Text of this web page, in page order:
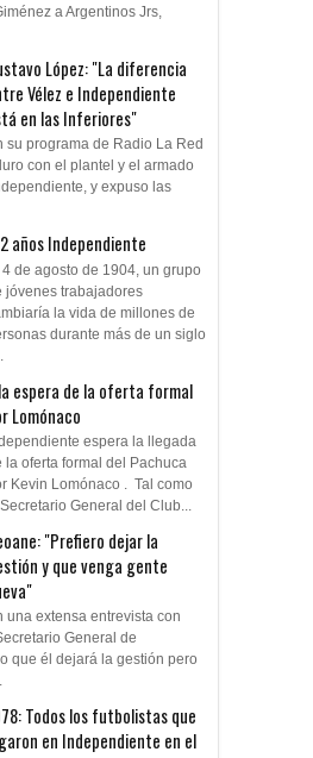
Vélez e Independiente
en las Inferiores"
su programa de Radio La Red
con el plantel y el armado
y expuso las
años Independiente
4 de agosto de 1904, un grupo
jóvenes trabajadores
la vida de millones de
durante más de un siglo
espera de la oferta formal
Lomónaco
espera la llegada
la oferta formal del Pachuca
Kevin Lomónaco . Tal como
General del Club...
"Prefiero dejar la
y que venga gente
una extensa entrevista con
General de
que él dejará la gestión pero
Todos los futbolistas que
en Independiente en el